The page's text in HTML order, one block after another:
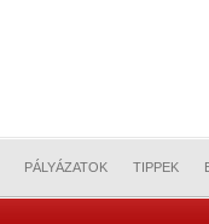
PÁLYÁZATOK TIPPEK